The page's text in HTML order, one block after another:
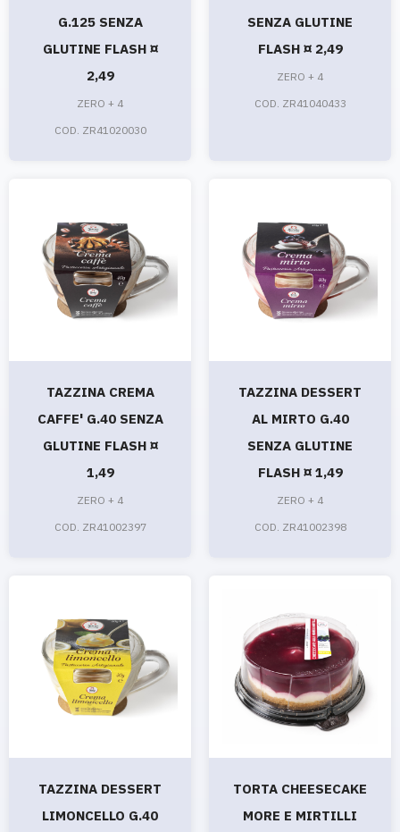
G.125 SENZA
GLUTINE FLASH ¤
2,49
ZERO + 4
COD. ZR41020030
SENZA GLUTINE
FLASH ¤ 2,49
ZERO + 4
COD. ZR41040433
TAZZINA CREMA
CAFFE' G.40 SENZA
GLUTINE FLASH ¤
1,49
ZERO + 4
COD. ZR41002397
TAZZINA DESSERT
AL MIRTO G.40
SENZA GLUTINE
FLASH ¤ 1,49
ZERO + 4
COD. ZR41002398
TAZZINA DESSERT
LIMONCELLO G.40
TORTA CHEESECAKE
MORE E MIRTILLI